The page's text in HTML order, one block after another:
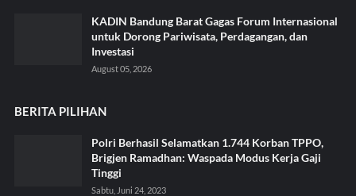
KADIN Bandung Barat Gagas Forum Internasional
untuk Dorong Pariwisata, Perdagangan, dan
Investasi
August 05, 2026
BERITA PILIHAN
Polri Berhasil Selamatkan 1.744 Korban TPPO,
Brigjen Ramadhan: Waspada Modus Kerja Gaji
Tinggi
Sabtu, Juni 24, 2023